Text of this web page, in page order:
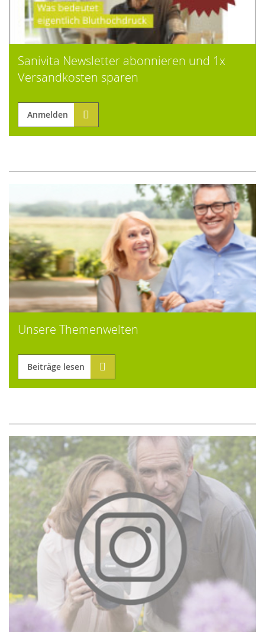
Sanivita Newsletter abonnieren und 1x
Versandkosten sparen
Anmelden
Unsere Themenwelten
Beiträge lesen